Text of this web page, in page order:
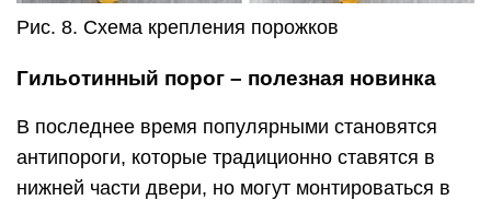
Рис. 8. Схема крепления порожков
Гильотинный порог – полезная новинка
В последнее время популярными становятся
антипороги, которые традиционно ставятся в
нижней части двери, но могут монтироваться в